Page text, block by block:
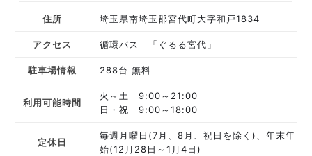
住所 埼玉県南埼玉郡宮代町大字和戸1834
アクセス 循環バス 「ぐるる宮代」
駐車場情報 288台 無料
利用可能時間
火～土 9:00～21:00
日・祝 9:00～18:00
定休日
毎週月曜日(7月、8月、祝日を除く)、年末年
始(12月28日～1月4日)